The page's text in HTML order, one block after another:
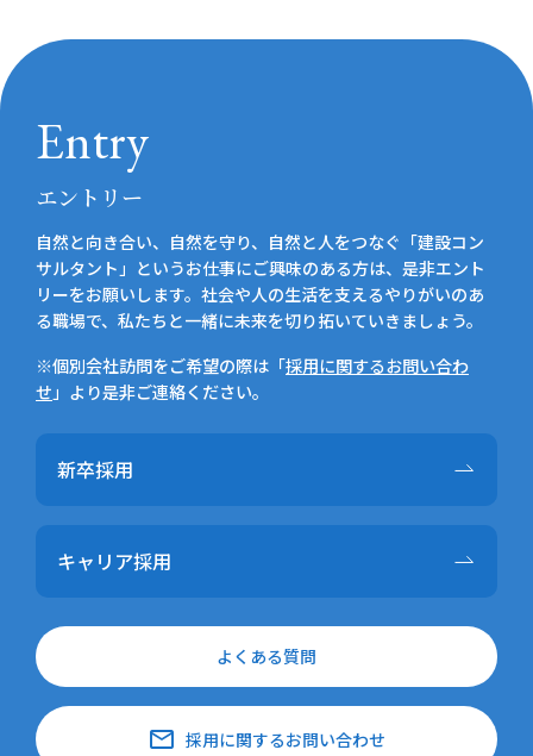
Entry
エントリー
自然と向き合い、自然を守り、自然と人をつなぐ「建設コン
サルタント」というお仕事にご興味のある方は、是非エント
リーをお願いします。社会や人の生活を支えるやりがいのあ
る職場で、私たちと一緒に未来を切り拓いていきましょう。
※個別会社訪問をご希望の際は「採用に関するお問い合わ
せ」より是非ご連絡ください。
新卒採用
キャリア採用
よくある質問
email 採用に関するお問い合わせ